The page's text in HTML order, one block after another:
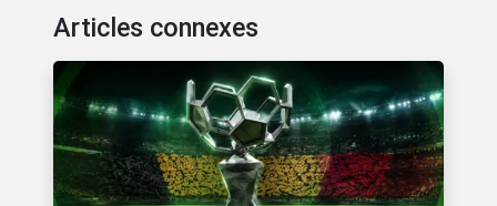
Articles connexes